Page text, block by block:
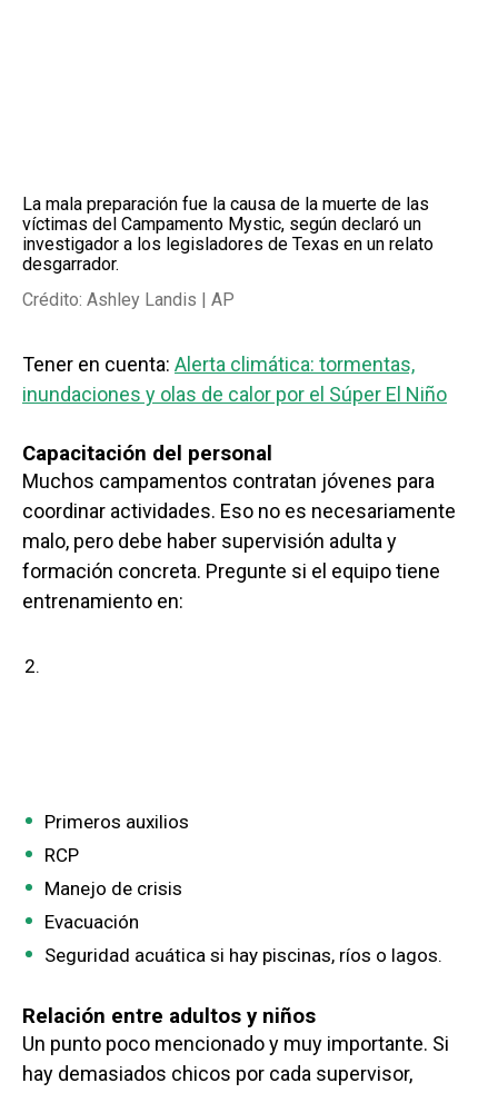
La mala preparación fue la causa de la muerte de las
víctimas del Campamento Mystic, según declaró un
investigador a los legisladores de Texas en un relato
desgarrador.
Crédito: Ashley Landis | AP
Tener en cuenta: Alerta climática: tormentas,
inundaciones y olas de calor por el Súper El Niño
Capacitación del personal
Muchos campamentos contratan jóvenes para
coordinar actividades. Eso no es necesariamente
malo, pero debe haber supervisión adulta y
formación concreta. Pregunte si el equipo tiene
entrenamiento en:
Primeros auxilios
RCP
Manejo de crisis
Evacuación
Seguridad acuática si hay piscinas, ríos o lagos.
Relación entre adultos y niños
Un punto poco mencionado y muy importante. Si
hay demasiados chicos por cada supervisor,